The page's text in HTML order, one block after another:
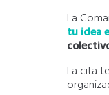
La
tu idea
La cita